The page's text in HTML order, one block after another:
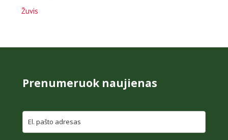
Žuvis
Prenumeruok naujienas